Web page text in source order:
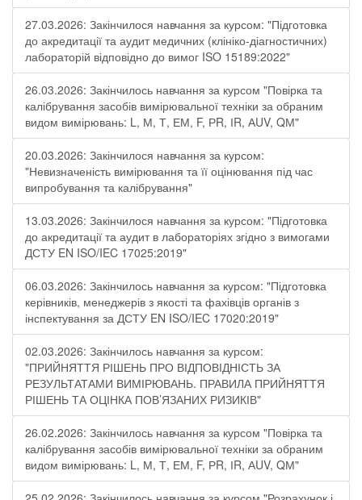
27.03.2026: Закінчилося навчання за курсом: "Підготовка
до акредитації та аудит медичних (клініко-діагностичних)
лабораторій відповідно до вимог ISO 15189:2022"
26.03.2026: Закінчилось навчання за курсом "Повірка та
калібрування засобів вимірювальної техніки за обраним
видом вимірювань: L, М, Т, ЕМ, F, РR, ІR, АUV, QМ"
20.03.2026: Закінчилося навчання за курсом:
"Невизначеність вимірювання та її оцінювання під час
випробування та калібрування"
13.03.2026: Закінчилося навчання за курсом: "Підготовка
до акредитації та аудит в лабораторіях згідно з вимогами
ДСТУ EN ISO/IEC 17025:2019"
06.03.2026: Закінчилось навчання за курсом: "Підготовка
керівників, менеджерів з якості та фахівців органів з
інспектування за ДСТУ EN ISO/IEC 17020:2019"
02.03.2026: Закінчилось навчання за курсом:
"ПРИЙНЯТТЯ РІШЕНЬ ПРО ВІДПОВІДНІСТЬ ЗА
РЕЗУЛЬТАТАМИ ВИМІРЮВАНЬ. ПРАВИЛА ПРИЙНЯТТЯ
РІШЕНЬ ТА ОЦІНКА ПОВ’ЯЗАНИХ РИЗИКІВ"
26.02.2026: Закінчилось навчання за курсом "Повірка та
калібрування засобів вимірювальної техніки за обраним
видом вимірювань: L, М, Т, ЕМ, F, РR, ІR, АUV, QМ"